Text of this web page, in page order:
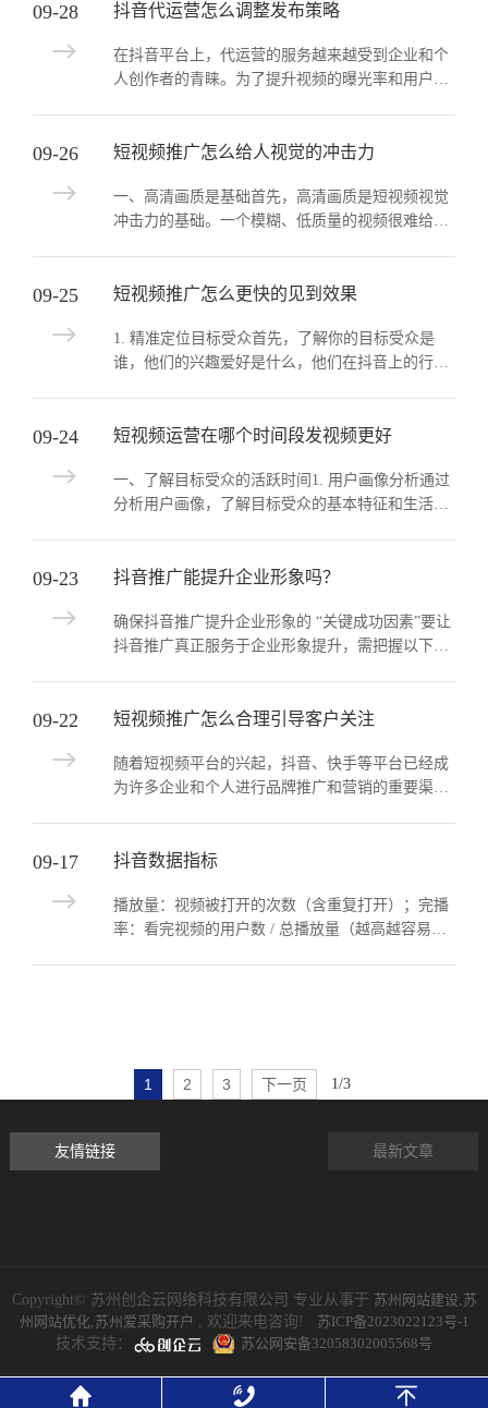
09-28 抖音代运营怎么调整发布策略
在抖音平台上，代运营的服务越来越受到企业和个
人创作者的青睐。为了提升视频的曝光率和用户互
09-26 短视频推广怎么给人视觉的冲击力
一、高清画质是基础首先，高清画质是短视频视觉
冲击力的基础。一个模糊、低质量的视频很难给人
09-25 短视频推广怎么更快的见到效果
1. 精准定位目标受众首先，了解你的目标受众是
谁，他们的兴趣爱好是什么，他们在抖音上的行为
09-24 短视频运营在哪个时间段发视频更好
一、了解目标受众的活跃时间1. 用户画像分析通过
分析用户画像，了解目标受众的基本特征和生活习
09-23 抖音推广能提升企业形象吗？
确保抖音推广提升企业形象的 “关键成功因素”要让
抖音推广真正服务于企业形象提升，需把握以下核
09-22 短视频推广怎么合理引导客户关注
随着短视频平台的兴起，抖音、快手等平台已经成
为许多企业和个人进行品牌推广和营销的重要渠
09-17 抖音数据指标
播放量：视频被打开的次数（含重复打开）；完播
率：看完视频的用户数 / 总播放量（越高越容易推
1 2 3 下一页 1/3
友情链接 最新文章
Copyright© 苏州创企云网络科技有限公司 专业从事于 苏州网站建设, 苏
州网站优化, 苏州爱采购开户 , 欢迎来电咨询! 苏ICP备2023022123号-1
技术支持：
苏公网安备32058302005568号